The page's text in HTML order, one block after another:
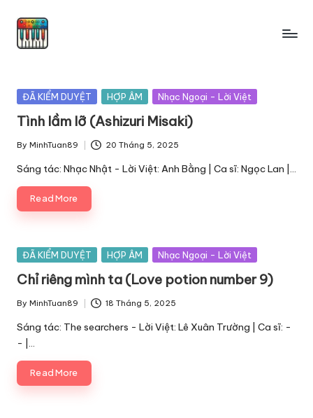
Skip
Posted
ĐÃ KIỂM DUYỆT HỢP ÂM Nhạc Ngoại - Lời Việt
Tình lầm lỡ (Ashizuri Misaki)
Posted
by
By MinhTuan89 20 Tháng 5, 2025
Sáng tác: Nhạc Nhật - Lời Việt: Anh Bằng | Ca sĩ: Ngọc Lan |…
Read More
Posted
ĐÃ KIỂM DUYỆT HỢP ÂM Nhạc Ngoại - Lời Việt
Chỉ riêng mình ta (Love potion number 9)
Posted
by
By MinhTuan89 18 Tháng 5, 2025
Sáng tác: The searchers - Lời Việt: Lê Xuân Trường | Ca sĩ: -
- |…
Read More